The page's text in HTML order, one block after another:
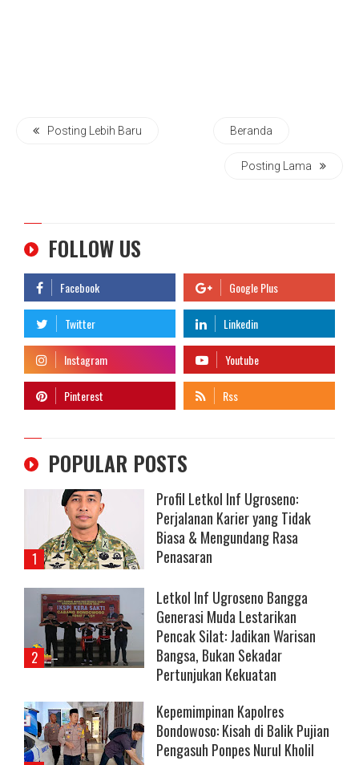
Posting Lebih Baru Beranda
Posting Lama
FOLLOW US
POPULAR POSTS
Profil Letkol Inf Ugroseno:
Perjalanan Karier yang Tidak
Biasa & Mengundang Rasa
Penasaran
Letkol Inf Ugroseno Bangga
Generasi Muda Lestarikan
Pencak Silat: Jadikan Warisan
Bangsa, Bukan Sekadar
Pertunjukan Kekuatan
Kepemimpinan Kapolres
Bondowoso: Kisah di Balik Pujian
Pengasuh Ponpes Nurul Kholil